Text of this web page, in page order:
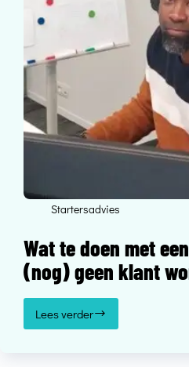
Startersadvies
Wat te doen met
(nog) geen klant
Lees verder